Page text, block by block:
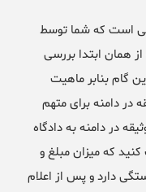
است که شما توسط
همان ابتدا بررسی
گام بنابر ماهیت
در دامنه برای متهم
در دامنه به دادگاه
که میزان مبلغ و
دارد و پس از اعلام